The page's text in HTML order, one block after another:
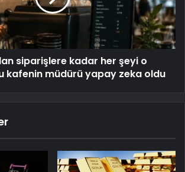
siparişlere kadar her şeyi o
kafenin müdürü yapay zeka oldu